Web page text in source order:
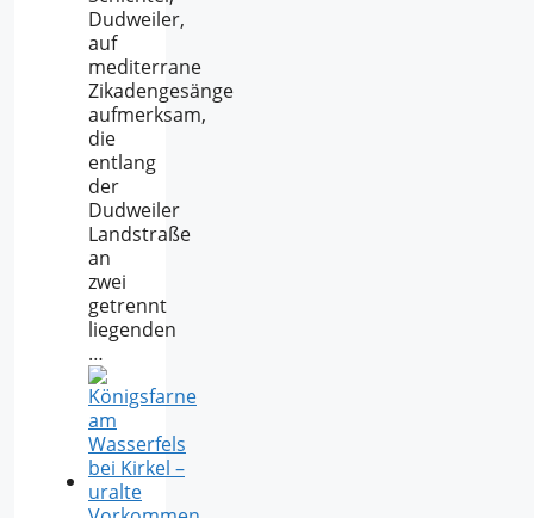
Dudweiler,
auf
mediterrane
Zikadengesänge
aufmerksam,
die
entlang
der
Dudweiler
Landstraße
an
zwei
getrennt
liegenden
…